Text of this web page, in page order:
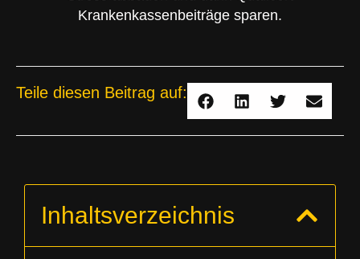
Krankenkassenbeiträge sparen.
Teile diesen Beitrag auf:
Inhaltsverzeichnis